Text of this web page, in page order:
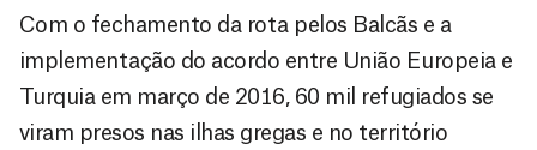
Com o fechamento da rota pelos Balcãs e a
implementação do acordo entre União Europeia e
Turquia em março de 2016, 60 mil refugiados se
viram presos nas ilhas gregas e no território